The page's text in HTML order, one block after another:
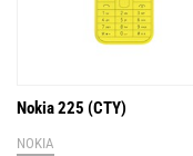
Nokia 225 (CTY)
NOKIA